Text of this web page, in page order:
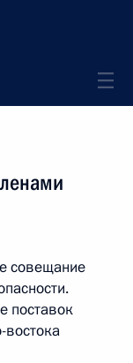
совещание
поставок
востока